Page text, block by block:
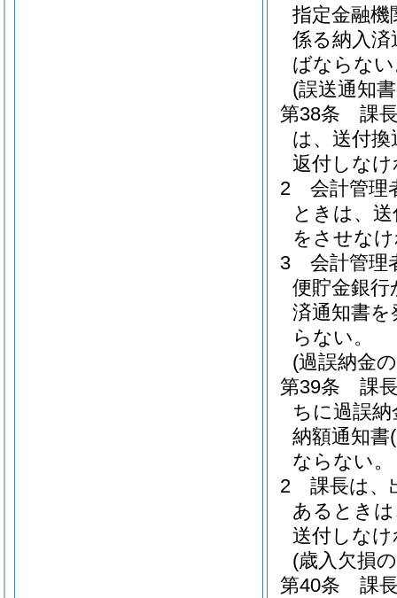
指定金融
係る納入
ばならな
(誤送通知
第38条
課
は、送付
返付しな
2
会計管理
ときは、
をさせな
3
会計管理
便貯金銀
済通知書
らない。
(過誤納金
第39条
課
ちに過誤
納額通知書
ならない。
2
課長は、
あるとき
送付しな
(歳入欠損
第40条
課